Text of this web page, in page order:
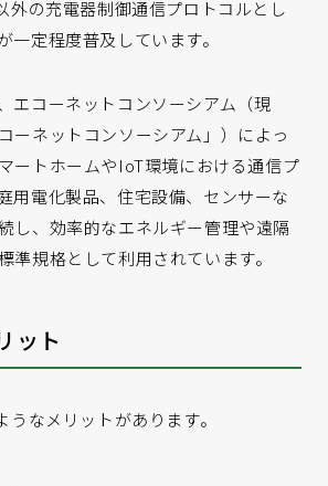
外の充電器制御通信プロトコルとし
一定程度普及しています。
エコーネットコンソーシアム（現
ーネットコンソーシアム」）によっ
ートホームやIoT環境における通信プ
用電化製品、住宅設備、センサーな
し、効率的なエネルギー管理や遠隔
準規格として利用されています。
ット
うなメリットがあります。